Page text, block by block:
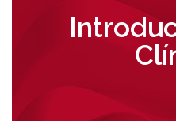
ayuda
navegación